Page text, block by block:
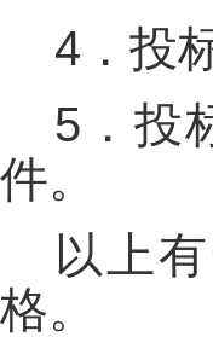
4．投
5．投
件。
以上
格。